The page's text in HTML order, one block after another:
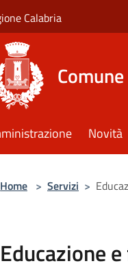
Calabria
Novità
Home > Servizi >
Educazione